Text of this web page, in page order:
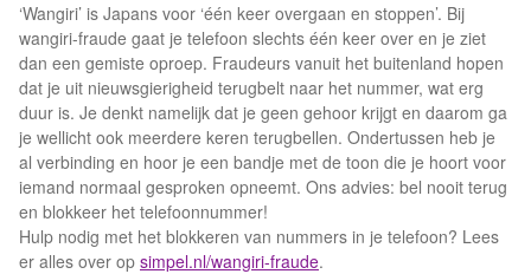
‘Wangiri’ is Japans voor ‘één keer overgaan en stoppen’. Bij
wangiri-fraude gaat je telefoon slechts één keer over en je ziet
dan een gemiste oproep. Fraudeurs vanuit het buitenland hopen
dat je uit nieuwsgierigheid terugbelt naar het nummer, wat erg
duur is. Je denkt namelijk dat je geen gehoor krijgt en daarom ga
je wellicht ook meerdere keren terugbellen. Ondertussen heb je
al verbinding en hoor je een bandje met de toon die je hoort voor
iemand normaal gesproken opneemt. Ons advies: bel nooit terug
en blokkeer het telefoonnummer!
Hulp nodig met het blokkeren van nummers in je telefoon? Lees
er alles over op simpel.nl/wangiri-fraude.